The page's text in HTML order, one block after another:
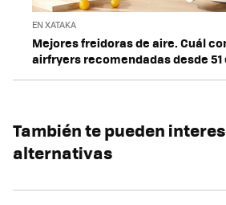
EN XATAKA
Mejores freidoras de aire. Cuál
airfryers recomendadas desde 51
También te pueden
alternativas